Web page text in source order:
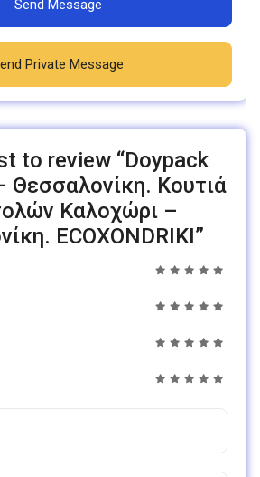
Send Message
Private Message
to review “Doypack
Θεσσαλονίκη. Κουτιά
Καλοχώρι –
ECOXONDRIKI”